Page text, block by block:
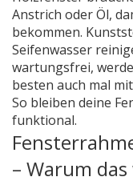
Anstrich oder Öl,
bekommen.
Seifenwasser
wartungsfrei,
besten auch mal
So bleiben deine
funktional.
– Warum